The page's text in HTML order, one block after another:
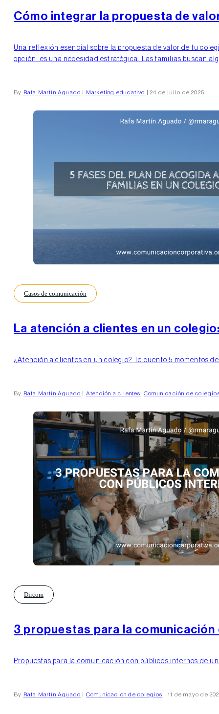
Cómo integrar la propuesta de
Una reflexión esencial sobre la propuesta de valor de tu
opción: es una necesidad estratégica. Las familias buscan
By Rafa Martín Aguado Marketing educativo | 24 de julio de 2025
Casos de comunicación
La atención a clientes en un
¿Atención a clientes en un colegio? Te cuento 5 momentos
By Rafa Martín Aguado Atención a clientes,Comunicación de
Dircom
3 propuestas para la
Propuestas para la comunicación con públicos internos de
By Rafa Martín Aguado Comunicación de colegios | 11 de mayo de